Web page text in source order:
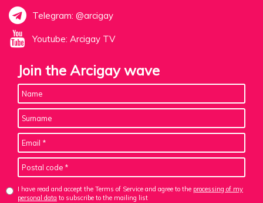
Telegram: @arcigay
Youtube: Arcigay TV
Join the Arcigay wave
I have read and accept the Terms of Service and agree to the processing of my
personal data to subscribe to the mailing list